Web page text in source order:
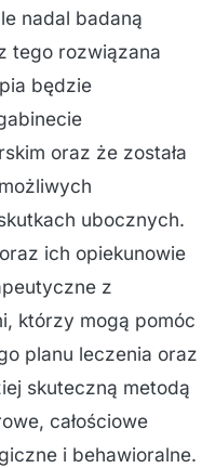
nadal badaną
tego rozwiązana
będzie
oraz że została
ubocznych.
ich opiekunowie
z
którzy mogą pomóc
planu leczenia oraz
skuteczną metodą
całościowe
i behawioralne.